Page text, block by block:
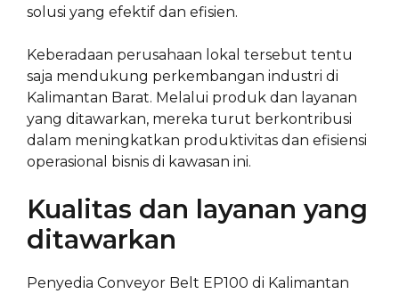
solusi yang efektif dan efisien.
Keberadaan perusahaan lokal tersebut tentu
saja mendukung perkembangan industri di
Kalimantan Barat. Melalui produk dan layanan
yang ditawarkan, mereka turut berkontribusi
dalam meningkatkan produktivitas dan efisiensi
operasional bisnis di kawasan ini.
Kualitas dan layanan yang
ditawarkan
Penyedia Conveyor Belt EP100 di Kalimantan